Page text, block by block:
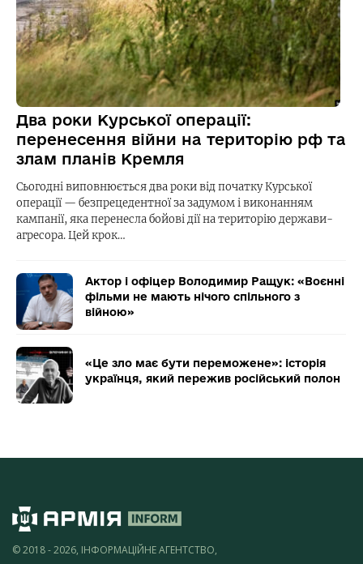
Два роки Курської операції:
перенесення війни на територію рф та
злам планів Кремля
Сьогодні виповнюється два роки від початку Курської
операції — безпрецедентної за задумом і виконанням
кампанії, яка перенесла бойові дії на територію держави-
агресора. Цей крок…
Актор і офіцер Володимир Ращук: «Воєнні
фільми не мають нічого спільного з
війною»
«Це зло має бути переможене»: історія
українця, який пережив російський полон
© 2018 - 2026, ІНФОРМАЦІЙНЕ АГЕНТСТВО,